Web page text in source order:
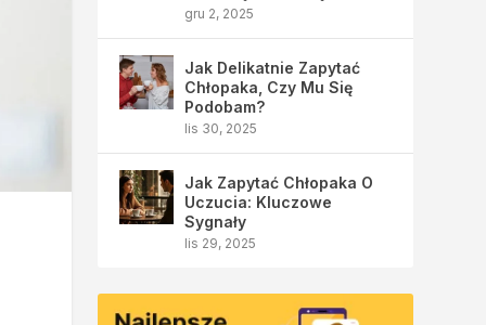
gru 2, 2025
Jak Delikatnie Zapytać
Chłopaka, Czy Mu Się
Podobam?
lis 30, 2025
Jak Zapytać Chłopaka O
Uczucia: Kluczowe
Sygnały
lis 29, 2025